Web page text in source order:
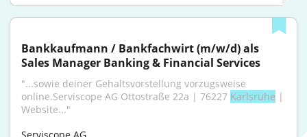
Bankkaufmann / Bankfachwirt (m/w/d) als
Sales Manager Banking & Financial Services
"...sowie deiner Gehaltsvorstellung vorzugsweise
online.Serviscope AG Ottostraße 22a | 76227 Karlsruhe |
Website..."